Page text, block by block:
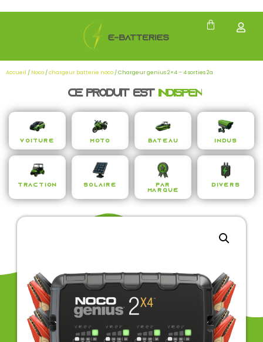
Accueil / Noco /chargeur batterie noco / Chargeur genius 2×4 – 4 sorties 2a
Ce produit estindispensab
Voiture Moto Bateau Indus
Traction Solaire
Par
Marque
Divers